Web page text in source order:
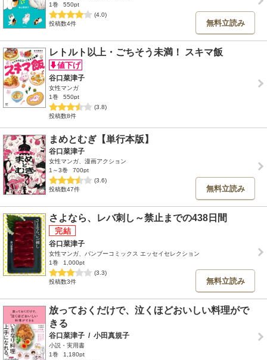
1巻
550pt
(4.0)
投稿数4件
無料立読み
レトルト以上・ごちそう未満！ スキマ飯
谷口菜津子
女性マンガ
1巻
550pt
(3.8)
投稿数8件
まめとむぎ【単行本版】
谷口菜津子
女性マンガ、漫画アクション
1～3巻
700pt
(3.6)
投稿数47件
無料立読み
さよなら、レバ刺し～禁止までの438日間
谷口菜津子
女性マンガ、バンブーコミックス エッセイセレクション
1巻
1,000pt
(3.3)
投稿数3件
無料立読み
放っておくだけで、泣くほどおいしい料理がで
きる
谷口菜津子 / 小田真規子
小説・実用書
1巻
1,180pt